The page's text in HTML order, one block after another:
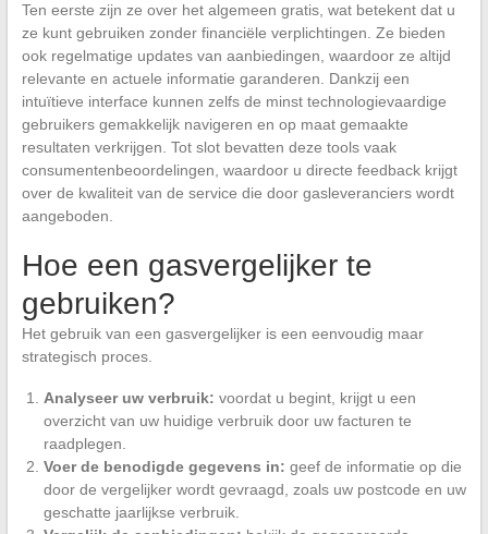
Ten eerste zijn ze over het algemeen gratis, wat betekent dat u
ze kunt gebruiken zonder financiële verplichtingen. Ze bieden
ook regelmatige updates van aanbiedingen, waardoor ze altijd
relevante en actuele informatie garanderen. Dankzij een
intuïtieve interface kunnen zelfs de minst technologievaardige
gebruikers gemakkelijk navigeren en op maat gemaakte
resultaten verkrijgen. Tot slot bevatten deze tools vaak
consumentenbeoordelingen, waardoor u directe feedback krijgt
over de kwaliteit van de service die door gasleveranciers wordt
aangeboden.
Hoe een gasvergelijker te
gebruiken?
Het gebruik van een gasvergelijker is een eenvoudig maar
strategisch proces.
Analyseer uw verbruik: voordat u begint, krijgt u een
overzicht van uw huidige verbruik door uw facturen te
raadplegen.
Voer de benodigde gegevens in: geef de informatie op die
door de vergelijker wordt gevraagd, zoals uw postcode en uw
geschatte jaarlijkse verbruik.